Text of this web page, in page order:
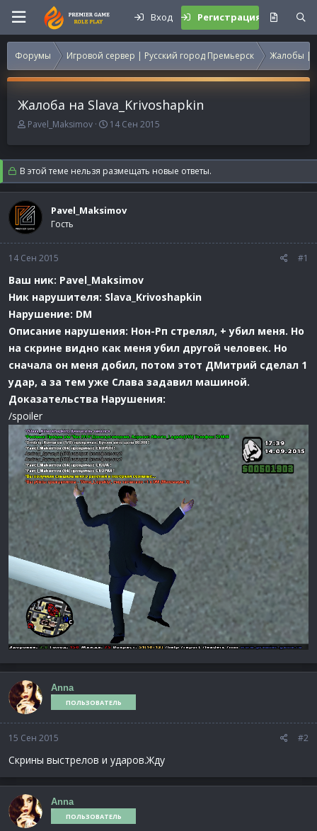
Вход Регистрация
Форумы Игровой сервер | Русский город Премьерск Жалобы |
Жалоба на Slava_Krivoshapkin
А
т
о
р
т
е
м
ы
Pavel_Maksimov
Д
т
а
н
а
а
14 Сен 2015
В этой теме нельзя размещать новые ответы.
Pavel_Maksimov
Гость
14 Сен 2015 #1
Ваш ник: Pavel_Maksimov
Ник нарушителя: Slava_Krivoshapkin
Нарушение: DM
Описание нарушения: Нон-Рп стрелял, + убил меня. Но
на скрине видно как меня убил другой человек. Но
сначала он меня добил, потом этот ДМитрий сделал 1
удар, а за тем уже Слава задавил машиной.
Доказательства Нарушения:
/spoiler
Anna
ПОЛЬЗОВАТЕЛЬ
15 Сен 2015 #2
Скрины выстрелов и ударов.Жду
Anna
ПОЛЬЗОВАТЕЛЬ